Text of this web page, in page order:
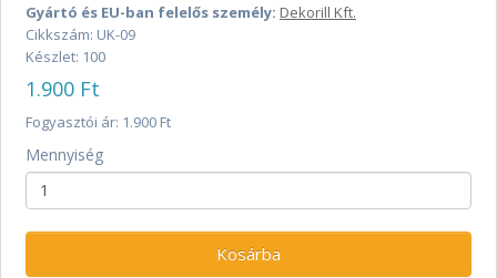
Gyártó és EU-ban felelős személy: Dekorill Kft.
Cikkszám: UK-09
Készlet: 100
1.900 Ft
Fogyasztói ár: 1.900 Ft
Mennyiség
Kosárba